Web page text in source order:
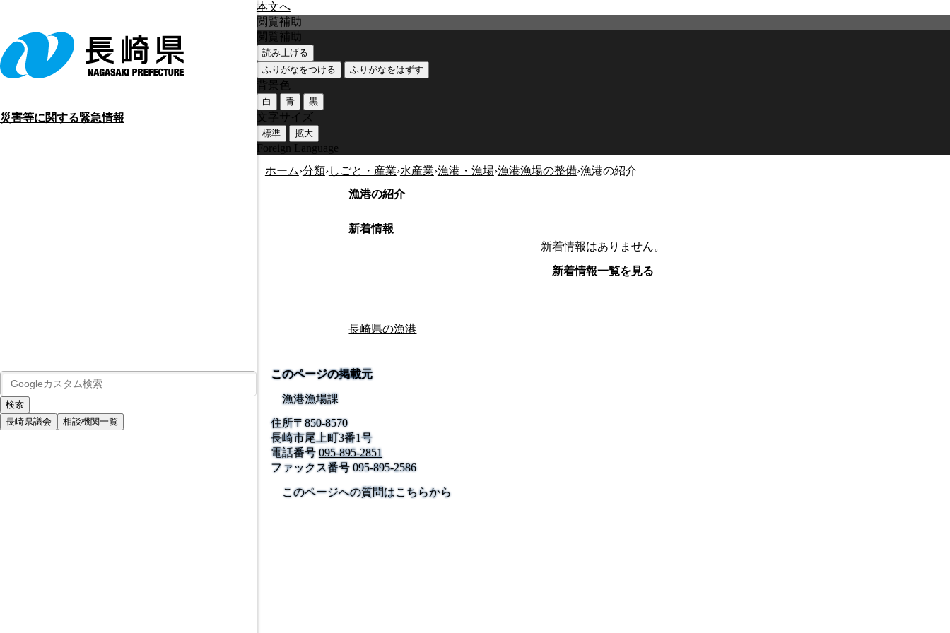
本文へ
災害等に関する緊急情報
長崎県議会 相談機関一覧
閲覧補助
閲覧補助
読み上げる
ふりがなをつける
ふりがなをはずす
背景色
白 青 黒
文字サイズ
標準 拡大
Foreign Language
ホーム›分類›しごと・産業›水産業›漁港・漁場›漁港漁場の整備›漁港の紹介
漁港の紹介
新着情報
新着情報はありません。
新着情報一覧を見る
長崎県の漁港
このページの掲載元
漁港漁場課
住所〒850-8570
長崎市尾上町3番1号
電話番号 095-895-2851
ファックス番号095-895-2586
このページへの質問はこちらから
公式SNS
このサイトについて
長崎県庁